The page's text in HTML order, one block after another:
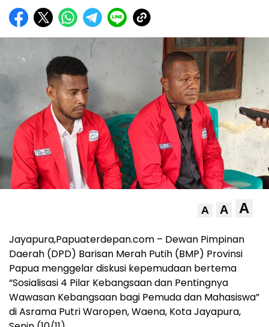
A A A
Jayapura,Papuaterdepan.com – Dewan Pimpinan
Daerah (DPD) Barisan Merah Putih (BMP) Provinsi
Papua menggelar diskusi kepemudaan bertema
“Sosialisasi 4 Pilar Kebangsaan dan Pentingnya
Wawasan Kebangsaan bagi Pemuda dan Mahasiswa”
di Asrama Putri Waropen, Waena, Kota Jayapura,